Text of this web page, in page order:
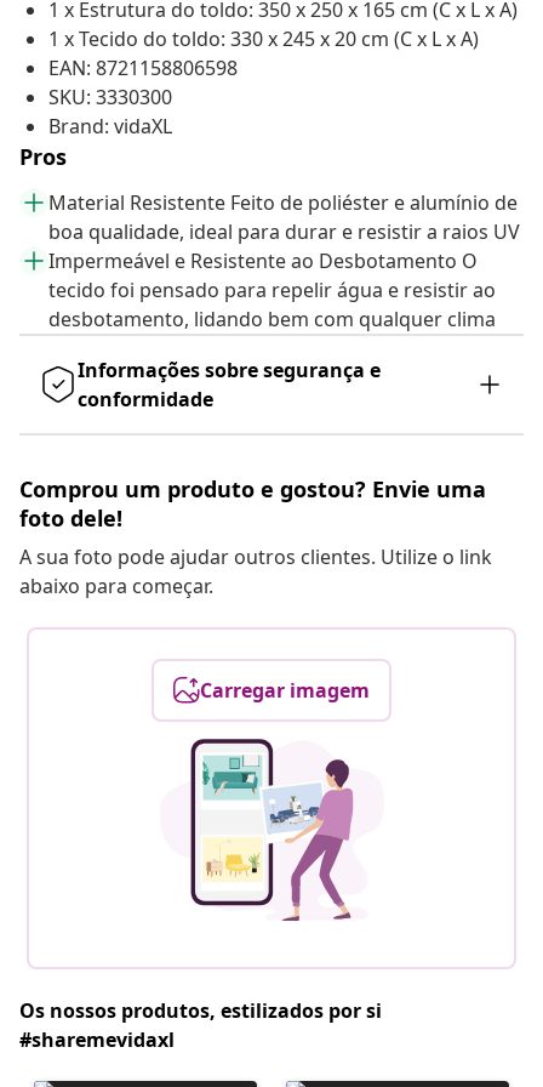
1 x Estrutura do toldo: 350 x 250 x 165 cm (C x L x A)
1 x Tecido do toldo: 330 x 245 x 20 cm (C x L x A)
EAN: 8721158806598
SKU: 3330300
Brand: vidaXL
Pros
Material Resistente Feito de poliéster e alumínio de
boa qualidade, ideal para durar e resistir a raios UV
Impermeável e Resistente ao Desbotamento O
tecido foi pensado para repelir água e resistir ao
desbotamento, lidando bem com qualquer clima
Informações sobre segurança e
conformidade
Comprou um produto e gostou? Envie uma
foto dele!
A sua foto pode ajudar outros clientes. Utilize o link
abaixo para começar.
Carregar imagem
Os nossos produtos, estilizados por si
#sharemevidaxl